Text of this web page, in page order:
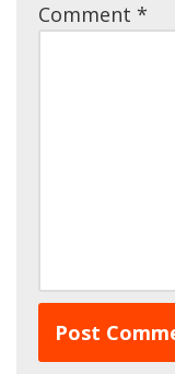
Comment *